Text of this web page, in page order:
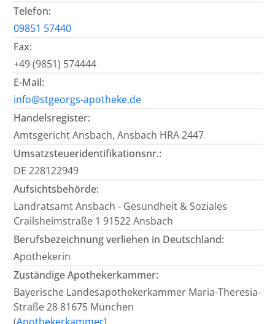
Telefon:
09851 57440
Fax:
+49 (9851) 574444
E-Mail:
info@stgeorgs-apotheke.de
Handelsregister:
Amtsgericht Ansbach, Ansbach HRA 2447
Umsatzsteueridentifikationsnr.:
DE 228122949
Aufsichtsbehörde:
Landratsamt Ansbach - Gesundheit & Soziales
Crailsheimstraße 1 91522 Ansbach
Berufsbezeichnung verliehen in Deutschland:
Apothekerin
Zuständige Apothekerkammer:
Bayerische Landesapothekerkammer Maria-Theresia-
Straße 28 81675 München